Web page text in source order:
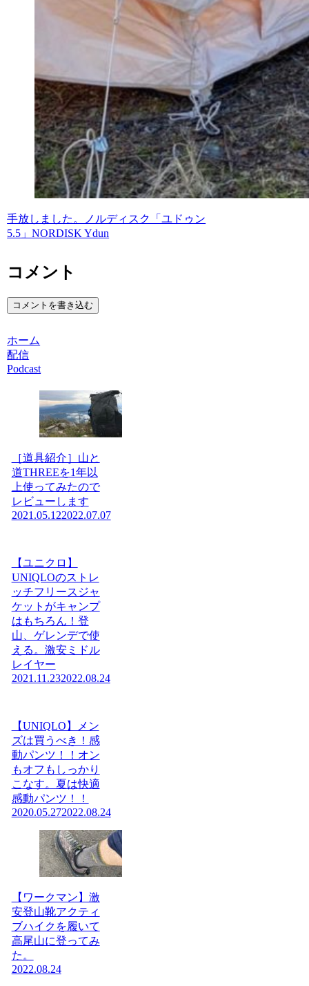
手放しました。ノルディスク「ユドゥン
5.5」NORDISK Ydun
コメント
コメントを書き込む
ホーム
配信
Podcast
［道具紹介］山と
道THREEを1年以
上使ってみたので
レビューします
2021.05.122022.07.07
【ユニクロ】
UNIQLOのストレ
ッチフリースジャ
ケットがキャンプ
はもちろん！登
山、ゲレンデで使
える。激安ミドル
レイヤー
2021.11.232022.08.24
【UNIQLO】メン
ズは買うべき！感
動パンツ！！オン
もオフもしっかり
こなす。夏は快適
感動パンツ！！
2020.05.272022.08.24
【ワークマン】激
安登山靴アクティ
ブハイクを履いて
高尾山に登ってみ
た。
2022.08.24